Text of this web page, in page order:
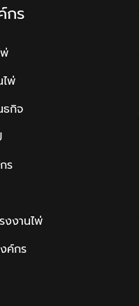
กร
ไพ่
กิจ
ร
งงานไพ่
ค์กร